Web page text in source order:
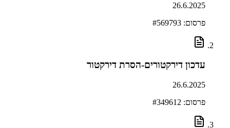
26.6.2025
פרסום: # 569793
עדכון דירקטורים-הסרת דירקטור
26.6.2025
פרסום: # 349612